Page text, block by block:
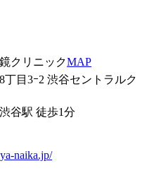
クリニックMAP
目3ｰ2 渋谷セントラルク
谷駅 徒歩1分
naika.jp/